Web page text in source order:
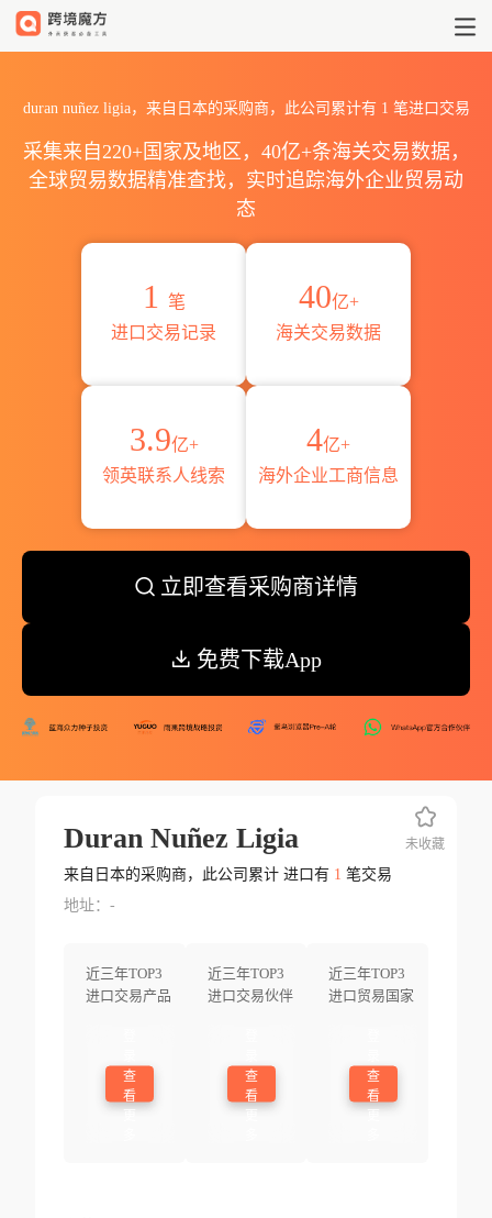
duran nuñez ligia，来自日本的采购商，此公司累计有 1 笔进口交易
采集来自220+国家及地区，40亿+条海关交易数据，
全球贸易数据精准查找，实时追踪海外企业贸易动
态
1
笔
进口交易记录
40亿+
海关交易数据
3.9亿+
领英联系人线索
4亿+
海外企业工商信息
立即查看采购商详情
免费下载App
Duran Nuñez Ligia
来自日本的采购商，此公司累计 进口有 1 笔交易
地址：-
近三年TOP3
进口交易产品
查
看
近三年TOP3
进口交易伙伴
查
看
近三年TOP3
进口贸易国家
查
看
未收藏